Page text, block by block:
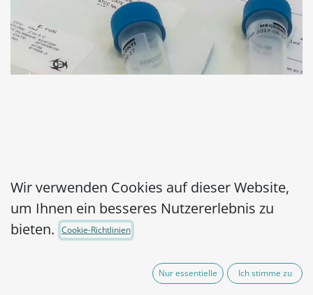
MicroPelletRT10
Staphylococcus aureus
subsp. aureus WDCM
00032,WDCM 00193-
Wir verwenden Cookies auf dieser Website,
um Ihnen ein besseres Nutzererlebnis zu
bieten.
Cookie-Richtlinien
Nur essentielle Ich stimme zu